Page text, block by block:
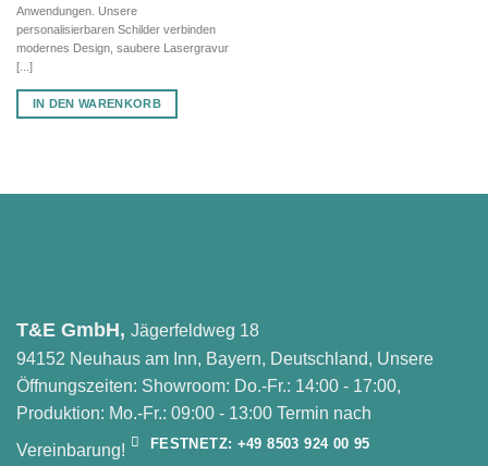
Anwendungen. Unsere
personalisierbaren Schilder verbinden
modernes Design, saubere Lasergravur
[...]
IN DEN WARENKORB
T&E GmbH, Jägerfeldweg 18
94152 Neuhaus am Inn, Bayern, Deutschland, Unsere
Öffnungszeiten: Showroom: Do.-Fr.: 14:00 - 17:00,
Produktion: Mo.-Fr.: 09:00 - 13:00 Termin nach
Vereinbarung!
FESTNETZ: +49 8503 924 00 95